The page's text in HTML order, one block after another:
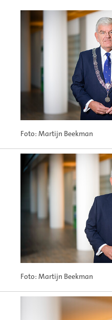
Foto: Martijn Beekman
Foto: Martijn Beekman